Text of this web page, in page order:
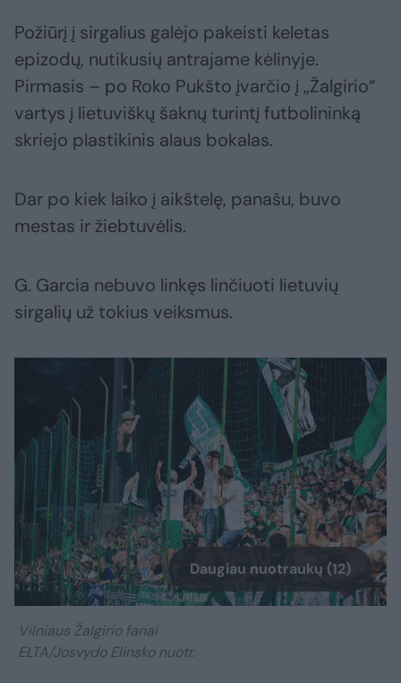
Požiūrį į sirgalius galėjo pakeisti keletas
epizodų, nutikusių antrajame kėlinyje.
Pirmasis – po Roko Pukšto įvarčio į „Žalgirio“
vartys į lietuviškų šaknų turintį futbolininką
skriejo plastikinis alaus bokalas.
Dar po kiek laiko į aikštelę, panašu, buvo
mestas ir žiebtuvėlis.
G. Garcia nebuvo linkęs linčiuoti lietuvių
sirgalių už tokius veiksmus.
Daugiau nuotraukų (12)
Vilniaus Žalgirio fanai
ELTA/Josvydo Elinsko nuotr.